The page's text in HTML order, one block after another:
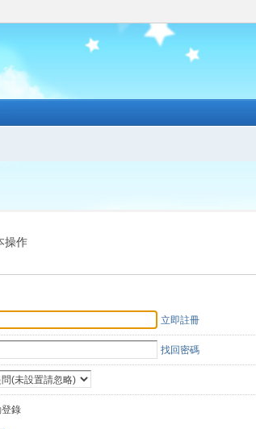
操作
立即註冊
找回密碼
登錄